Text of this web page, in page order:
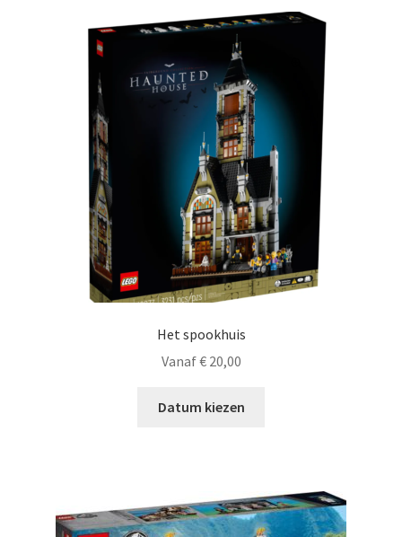
Het spookhuis
Vanaf€20,00
Datum kiezen